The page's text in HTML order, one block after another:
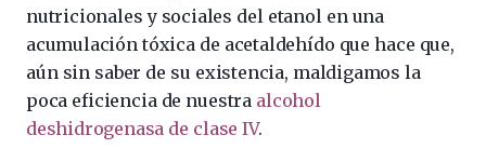
nutricionales y sociales del etanol en una
acumulación tóxica de acetaldehído que hace que,
aún sin saber de su existencia, maldigamos la
poca eficiencia de nuestra alcohol
deshidrogenasa de clase IV.